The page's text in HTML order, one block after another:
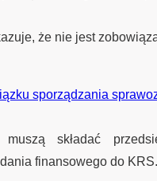
że nie jest
sporządzania
składać
finansowego do KRS.